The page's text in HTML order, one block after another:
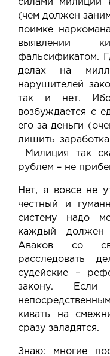
силами милиции
(чем должен
поимке
выявлении
фальсификатом.
делах на
нарушителей
так и нет. Ибо
возбуждается с
его за деньги
лишить
Милиция так
рублем – не
Нет, я вовсе не
честный и
систему надо
каждый должен
Аваков со
расследовать
судейские –
закону.
кивать на
сразу заладятся.
Знаю: многие